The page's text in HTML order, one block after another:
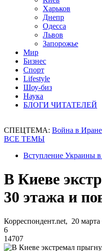
Харьков
Днепр
Одесса
Львов
Запорожье
Мир
Бизнес
Спорт
Lifestyle
Шоу-биз
Наука
БЛОГИ ЧИТАТЕЛЕЙ
СПЕЦТЕМА: Война в Иране
ВСЕ ТЕМЫ
Вступление Украины
В Киеве
30 этажа и
Корреспондент.net, 20 марта
6
14707